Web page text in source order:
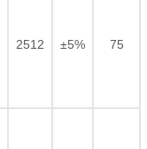
2512 ±5% 75